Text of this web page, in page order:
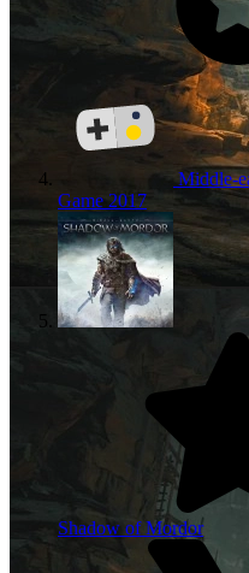
Middle-
Game 2017
Shadow of Mordor